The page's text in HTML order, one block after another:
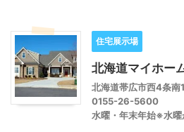
住宅展示場
北海道マイホー
北海道帯広市西4条南
0155-26-5600
水曜・年末年始※水